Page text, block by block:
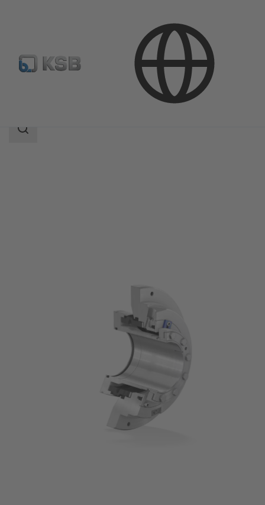
Catálogo de productos LAPIS
Área